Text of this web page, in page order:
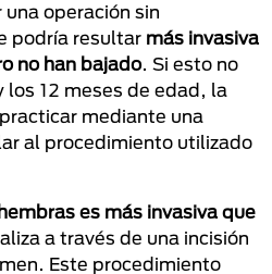
una operación sin
podría resultar más invasiva
no han bajado. Si esto no
los 12 meses de edad, la
mediante una
al procedimiento utilizado
es más invasiva que
a través de una incisión
Este procedimiento